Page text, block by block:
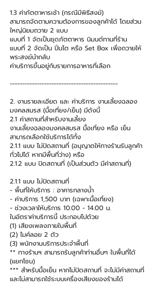
1.3 ค่าภัตตาหารเช้า (กรณีมีพิธีสงฆ์)
สามารถจัดตามความต้องการของลูกค้าได้ โดยส่วน
ใหญ่นิยมถวาย 2 แบบ
แบบที่ 1 จัดเป็นชุดภัตตาหาร นิมนต์ทานที่ร้าน
แบบที่ 2 จัดเป็น ปิ่นโต หรือ Set Box เพื่อถวายให้
พระสงฆ์นำกลับ
ค่าบริการขึ้นอยู่กับรายการอาหารที่เลือก
--------------------------------------------
2. งานรายละเอียด และ ค่าบริการ งานเลี้ยงฉลอง
มงคลสมรส (มื้อเที่ยง/เย็น) มีดังนี้
2.1 ค่าสถานที่สำหรับงานเลี้ยง
งานเลี้ยงฉลองมงคลสมรส มื้อเที่ยง หรือ เย็น
สามารถเลือกใช้บริการได้ทั้ง
2.1.1 แบบ ไม่ปิดสถานที่ (อนุญาตให้ทางร้านรับลูกค้า
ทั่วไปได้ หากมีพื้นที่ว่าง) หรือ
2.1.2 แบบ ปิดสถานที่ (เป็นส่วนตัว มีค่าสถานที่)
2.1.1 แบบ ไม่ปิดสถานที่
- พื้นที่ให้บริการ : อาคารกลางน้ำ
- ค่าบริการ 1,500 บาท (เฉพาะมื้อเที่ยง)
- ช่วงเวลาให้บริการ 10.00 - 14.00 น.
ในอัตราค่าบริการนี้ ประกอบไปด้วย
(1) เสียงเพลงภายในพื้นที่
(2) ไมค์ลอย 2 ตัว
(3) พนักงานบริการประจำพื้นที่
** ทางร้านฯ สามารถรับลูกค้าท่านอื่นๆ ในพื้นที่ได้
(แยกโซน)
*** สำหรับมื้อเย็น หากไม่ปิดสถานที่ จะไม่มีค่าสถานที่
และไม่สามารถใช้ระบบเครื่องเสียงของร้านได้